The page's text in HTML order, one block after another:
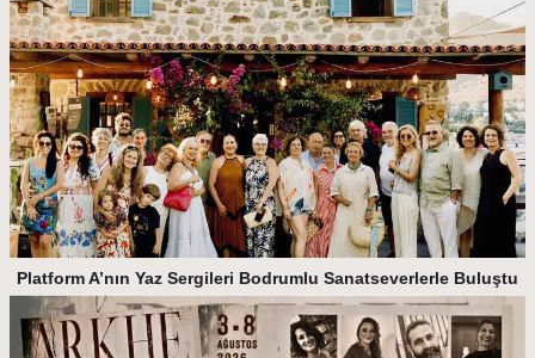
Platform A’nın Yaz Sergileri Bodrumlu Sanatseverlerle Buluştu